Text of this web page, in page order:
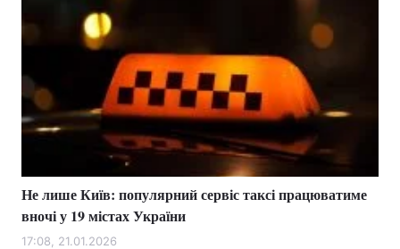
Не лише Київ: популярний сервіс таксі працюватиме
вночі у 19 містах України
17:08, 21.01.2026